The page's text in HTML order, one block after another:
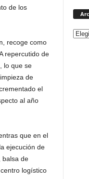
de los
recoge como
repercutido de
lo que se
de
el
al año
que en el
ejecución de
balsa de
logístico